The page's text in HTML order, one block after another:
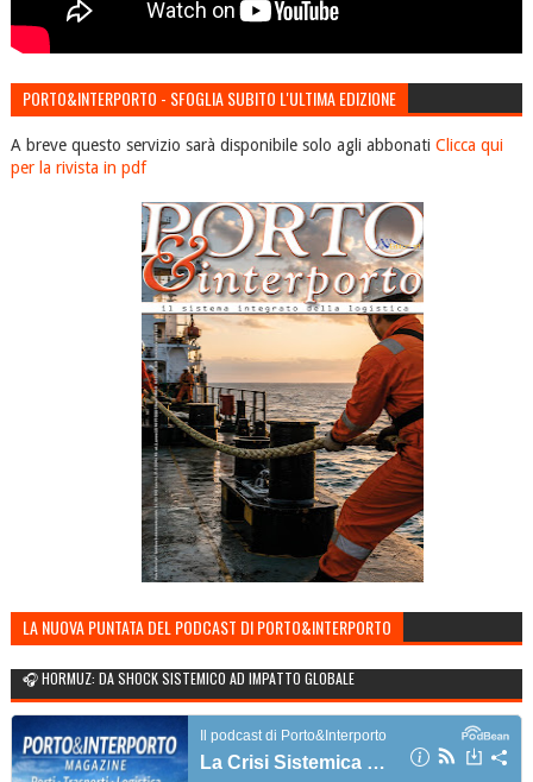
PORTO&INTERPORTO - SFOGLIA SUBITO L'ULTIMA EDIZIONE
A breve questo servizio sarà disponibile solo agli abbonati Clicca qui
per la rivista in pdf
LA NUOVA PUNTATA DEL PODCAST DI PORTO&INTERPORTO
🎧 HORMUZ: DA SHOCK SISTEMICO AD IMPATTO GLOBALE